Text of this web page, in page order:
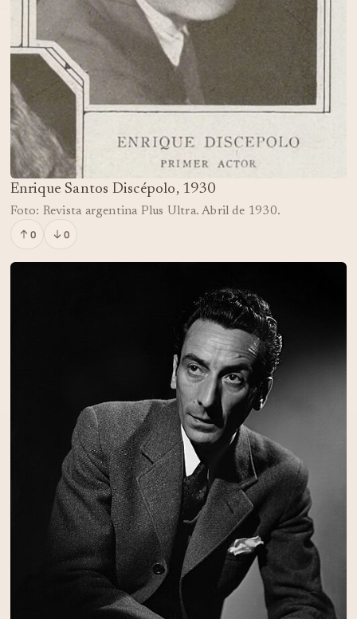
Enrique Santos Discépolo, 1930
Foto: Revista argentina Plus Ultra. Abril de 1930.
0 0